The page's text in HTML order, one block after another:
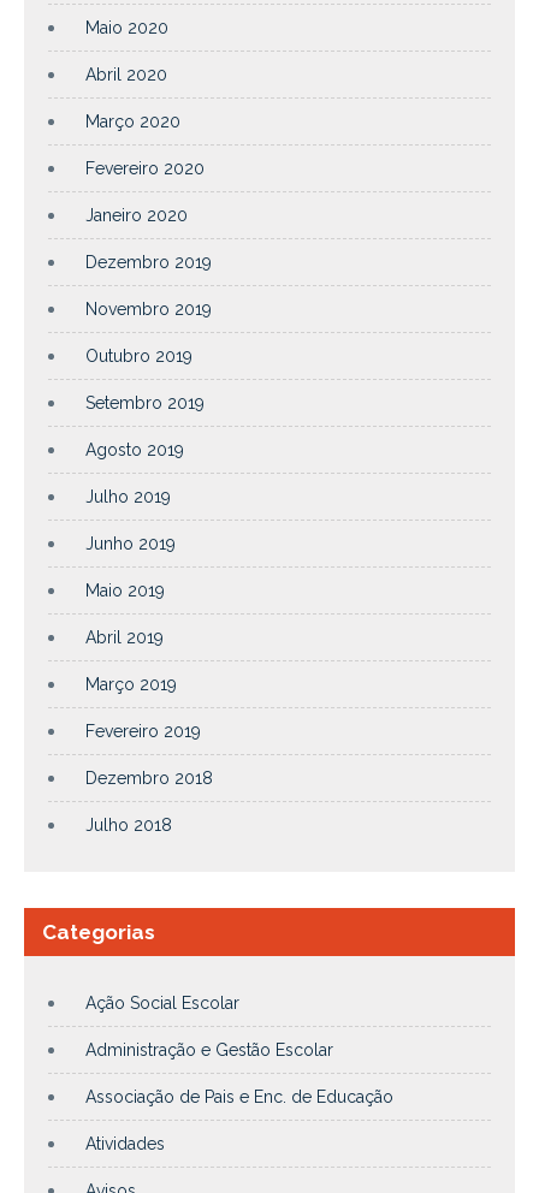
Maio 2020
Abril 2020
Março 2020
Fevereiro 2020
Janeiro 2020
Dezembro 2019
Novembro 2019
Outubro 2019
Setembro 2019
Agosto 2019
Julho 2019
Junho 2019
Maio 2019
Abril 2019
Março 2019
Fevereiro 2019
Dezembro 2018
Julho 2018
Categorias
Ação Social Escolar
Administração e Gestão Escolar
Associação de Pais e Enc. de Educação
Atividades